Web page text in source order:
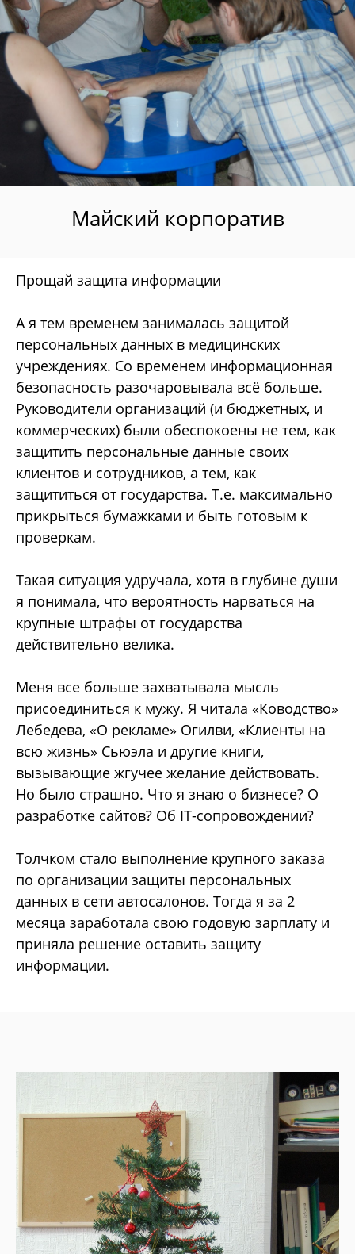
Майский корпоратив
Прощай защита информации
А я тем временем занималась защитой
персональных данных в медицинских
учреждениях. Со временем информационная
безопасность разочаровывала всё больше.
Руководители организаций (и бюджетных, и
коммерческих) были обеспокоены не тем, как
защитить персональные данные своих
клиентов и сотрудников, а тем, как
защититься от государства. Т.е. максимально
прикрыться бумажками и быть готовым к
проверкам.
Такая ситуация удручала, хотя в глубине души
я понимала, что вероятность нарваться на
крупные штрафы от государства
действительно велика.
Меня все больше захватывала мысль
присоединиться к мужу. Я читала «Ководство»
Лебедева, «О рекламе» Огилви, «Клиенты на
всю жизнь» Сьюэла и другие книги,
вызывающие жгучее желание действовать.
Но было страшно. Что я знаю о бизнесе? О
разработке сайтов? Об IT-сопровождении?
Толчком стало выполнение крупного заказа
по организации защиты персональных
данных в сети автосалонов. Тогда я за 2
месяца заработала свою годовую зарплату и
приняла решение оставить защиту
информации.